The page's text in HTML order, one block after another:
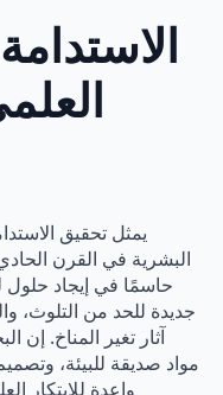
الاستدامة
يمثل تحقيق
البشرية في القرن
حاسمًا في إيجاد حلول
جديدة للحد من التلوث،
آثار تغير المناخ.
مواد صديقة للبيئة،
واعدة للابتكار